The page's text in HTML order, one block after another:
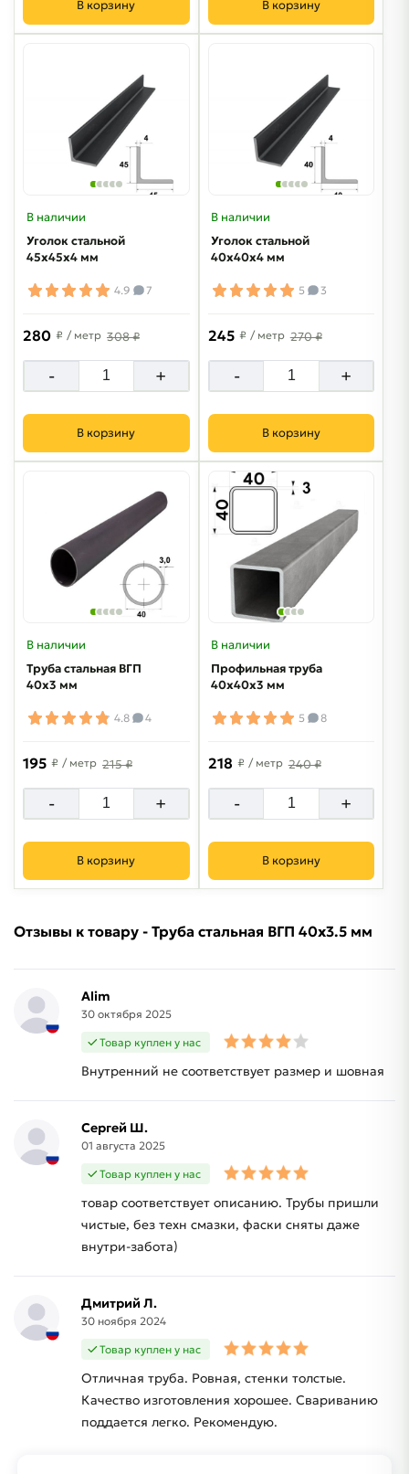
В корзину В корзину
В наличии
Уголок стальной
45х45х4 мм
4.9 7
280 ₽ / метр 308 ₽
- +
В корзину
В наличии
Уголок стальной
40х40х4 мм
5 3
245 ₽ / метр 270 ₽
- +
В корзину
В наличии
Труба стальная ВГП
40х3 мм
4.8 4
195 ₽ / метр 215 ₽
- +
В корзину
В наличии
Профильная труба
40х40х3 мм
5 8
218 ₽ / метр 240 ₽
- +
В корзину
Отзывы к товару - Труба стальная ВГП 40х3.5 мм
Alim
30 октября 2025
Товар куплен у нас
Внутренний не соответствует размер и шовная
Сергей Ш.
01 августа 2025
Товар куплен у нас
товар соответствует описанию. Трубы пришли
чистые, без техн смазки, фаски сняты даже
внутри-забота)
Дмитрий Л.
30 ноября 2024
Товар куплен у нас
Отличная труба. Ровная, стенки толстые.
Качество изготовления хорошее. Свариванию
поддается легко. Рекомендую.